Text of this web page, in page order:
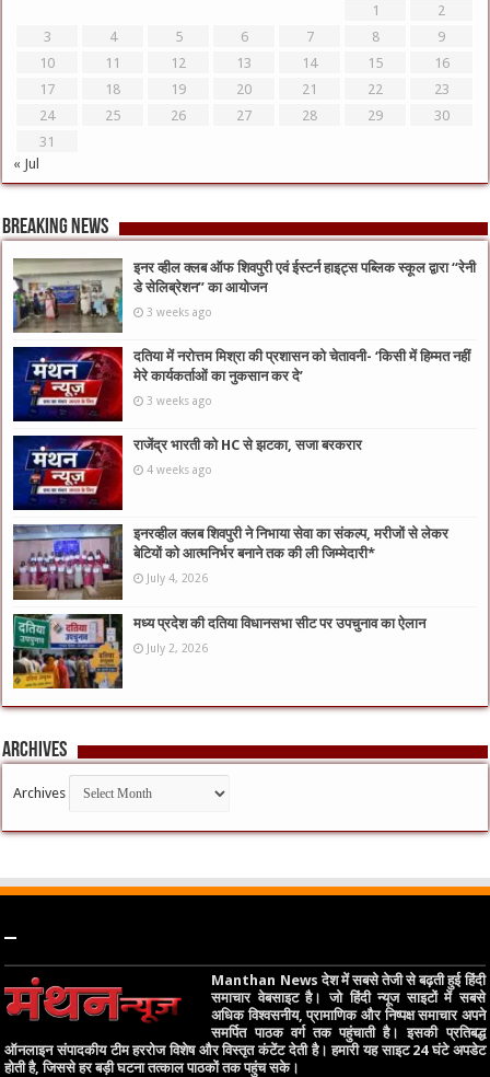
1
2
3
4 5 6 7 8
9
10
11 12 13 14 15
16
17
18 19 20 21 22
23
24
25 26 27 28 29
30
31
« Jul
Breaking News
इनर व्हील क्लब ऑफ शिवपुरी एवं ईस्टर्न हाइट्स पब्लिक स्कूल द्वारा “रेनी
डे सेलिब्रेशन” का आयोजन
3 weeks ago
दतिया में नरोत्तम मिश्रा की प्रशासन को चेतावनी- ‘किसी में हिम्मत नहीं
मेरे कार्यकर्ताओं का नुकसान कर दे’
3 weeks ago
राजेंद्र भारती को HC से झटका, सजा बरकरार
4 weeks ago
इनरव्हील क्लब शिवपुरी ने निभाया सेवा का संकल्प, मरीजों से लेकर
बेटियों को आत्मनिर्भर बनाने तक की ली जिम्मेदारी*
July 4, 2026
मध्य प्रदेश की दतिया विधानसभा सीट पर उपचुनाव का ऐलान
July 2, 2026
Archives
Archives
–
Manthan News देश में सबसे तेजी से बढ़ती हुई हिंदी
समाचार वेबसाइट है। जो हिंदी न्यूज साइटों में सबसे
अधिक विश्वसनीय, प्रामाणिक और निष्पक्ष समाचार अपने
समर्पित पाठक वर्ग तक पहुंचाती है। इसकी प्रतिबद्ध
ऑनलाइन संपादकीय टीम हररोज विशेष और विस्तृत कंटेंट देती है। हमारी यह साइट 24 घंटे अपडेट
होती है, जिससे हर बड़ी घटना तत्काल पाठकों तक पहुंच सके।